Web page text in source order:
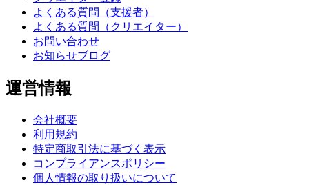
よくある質問（支援者）
よくある質問（クリエイター）
お問い合わせ
お知らせブログ
運営情報
会社概要
利用規約
特定商取引法に基づく表示
コンプライアンスポリシー
個人情報の取り扱いについて